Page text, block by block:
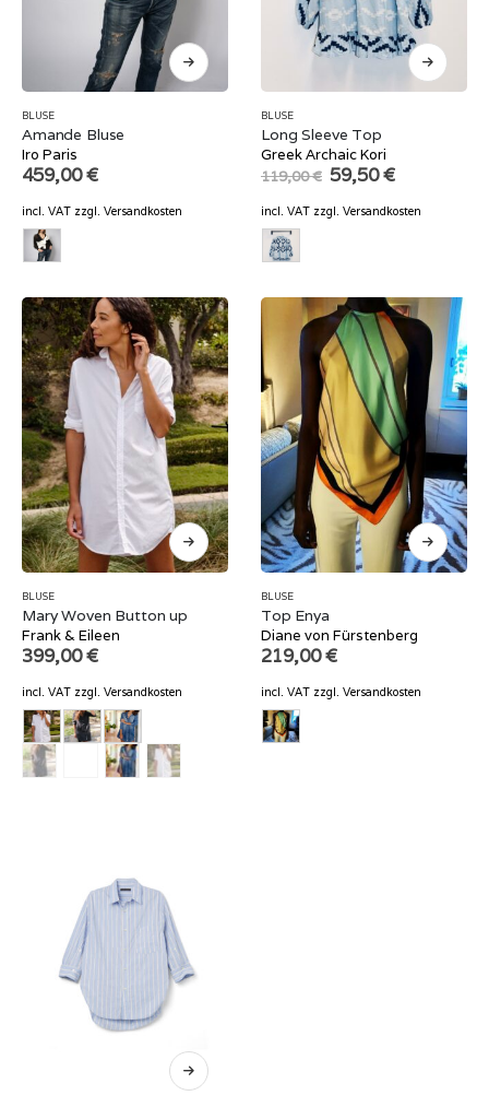
BLUSE
Amande Bluse
Iro Paris
459,00€
incl. VAT zzgl. Versandkosten
BLUSE
Long Sleeve Top
Greek Archaic Kori
119,00€ Original
price
was:
119,00 €.
59,50€Current
is:
incl. VAT zzgl. Versandkosten
BLUSE
Mary Woven Button up
Frank & Eileen
399,00€
incl. VAT zzgl. Versandkosten
BLUSE
Top Enya
Diane von Fürstenberg
219,00€
incl. VAT zzgl. Versandkosten